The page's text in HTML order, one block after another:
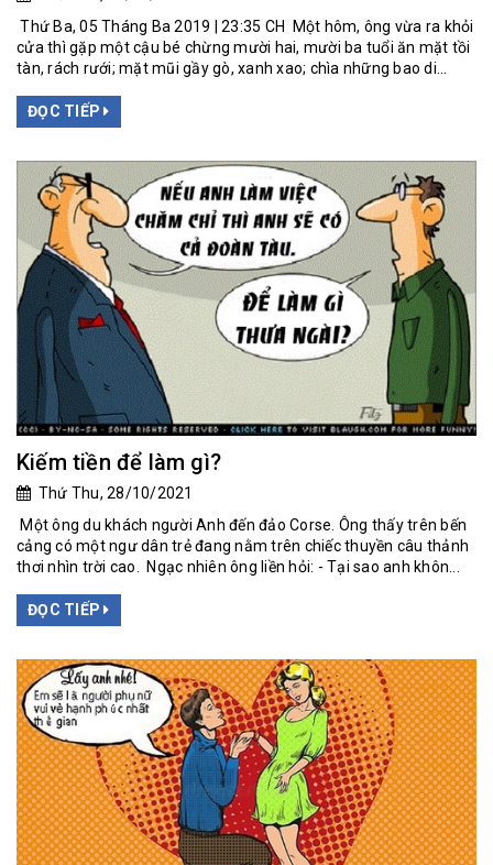
Thứ Ba, 05 Tháng Ba 2019 | 23:35 CH Một hôm, ông vừa ra khỏi
cửa thì gặp một cậu bé chừng mười hai, mười ba tuổi ăn mặt tồi
tàn, rách rưới; mặt mũi gầy gò, xanh xao; chìa những bao di...
ĐỌC TIẾP
Kiếm tiền để làm gì?
Thứ Thu, 28/10/2021
Một ông du khách người Anh đến đảo Corse. Ông thấy trên bến
cảng có một ngư dân trẻ đang nằm trên chiếc thuyền câu thảnh
thơi nhìn trời cao. Ngạc nhiên ông liền hỏi: - Tại sao anh khôn...
ĐỌC TIẾP